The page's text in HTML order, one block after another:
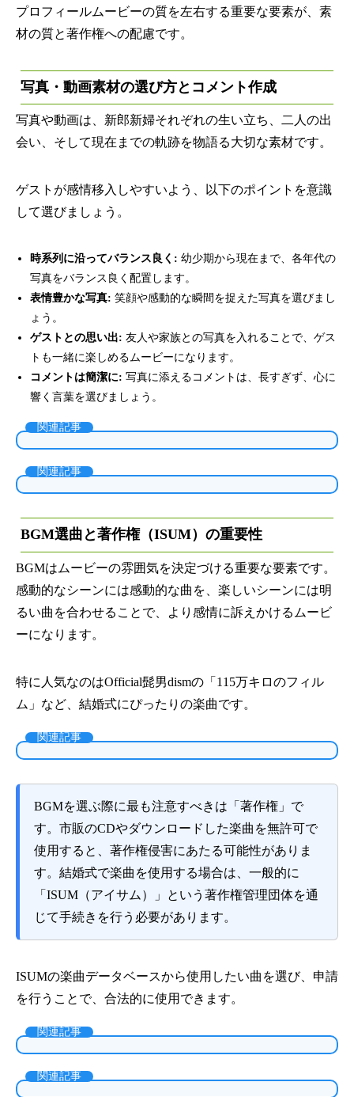
プロフィールムービーの質を左右する重要な要素が、素
材の質と著作権への配慮です。
写真・動画素材の選び方とコメント作成
写真や動画は、新郎新婦それぞれの生い立ち、二人の出
会い、そして現在までの軌跡を物語る大切な素材です。
ゲストが感情移入しやすいよう、以下のポイントを意識
して選びましょう。
時系列に沿ってバランス良く: 幼少期から現在まで、各年代の
写真をバランス良く配置します。
表情豊かな写真: 笑顔や感動的な瞬間を捉えた写真を選びまし
ょう。
ゲストとの思い出: 友人や家族との写真を入れることで、ゲス
トも一緒に楽しめるムービーになります。
コメントは簡潔に: 写真に添えるコメントは、長すぎず、心に
響く言葉を選びましょう。
関連記事
関連記事
BGM選曲と著作権（ISUM）の重要性
BGMはムービーの雰囲気を決定づける重要な要素です。
感動的なシーンには感動的な曲を、楽しいシーンには明
るい曲を合わせることで、より感情に訴えかけるムービ
ーになります。
特に人気なのはOfficial髭男dismの「115万キロのフィル
ム」など、結婚式にぴったりの楽曲です。
関連記事
BGMを選ぶ際に最も注意すべきは「著作権」で
す。市販のCDやダウンロードした楽曲を無許可で
使用すると、著作権侵害にあたる可能性がありま
す。結婚式で楽曲を使用する場合は、一般的に
「ISUM（アイサム）」という著作権管理団体を通
じて手続きを行う必要があります。
ISUMの楽曲データベースから使用したい曲を選び、申請
を行うことで、合法的に使用できます。
関連記事
関連記事